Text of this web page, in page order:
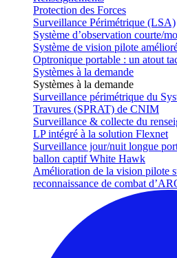
Protection des Forces
Surveillance Périmétrique (LSA)
Système d’observation courte/
Système de vision pilote
Optronique portable : un atout
Systèmes à la demande
Systèmes à la demande
Surveillance périmétrique du
Travures (SPRAT) de CNIM
Surveillance & collecte du
LP intégré à la solution Flexnet
Surveillance jour/nuit longue
ballon captif White Hawk
Amélioration de la vision pilote
reconnaissance de combat